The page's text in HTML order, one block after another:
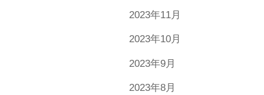
2023年11月
2023年10月
2023年9月
2023年8月